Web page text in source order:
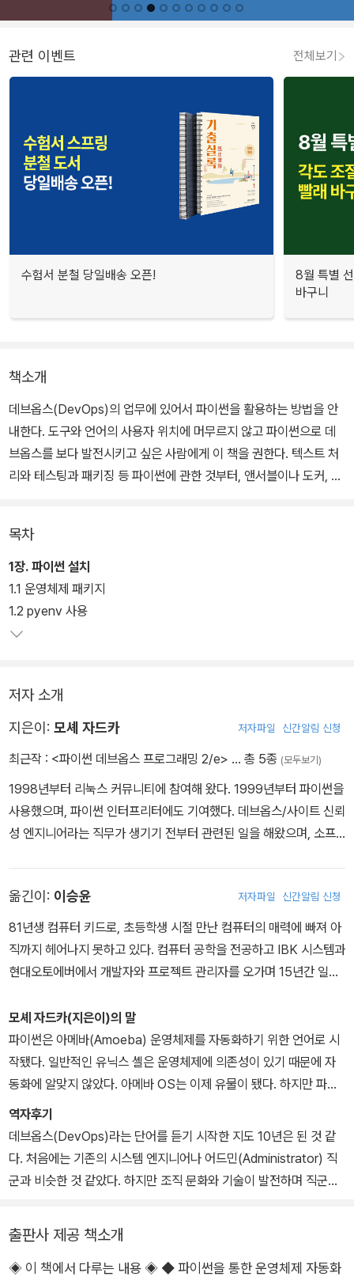
관련 이벤트 전체보기
수험서 분철 당일배송 오픈!
8월 특별
바구니
책소개
데브옵스(DevOps)의 업무에 있어서 파이썬을 활용하는 방법을 안
내한다. 도구와 언어의 사용자 위치에 머무르지 않고 파이썬으로 데
브옵스를 보다 발전시키고 싶은 사람에게 이 책을 권한다. 텍스트 처
리와 테스팅과 패키징 등 파이썬에 관한 것부터, 앤서블이나 도커, A
다.
목차
1장. 파이썬 설치
1.1 운영체제 패키지
1.2 pyenv 사용
저자 소개
지은이: 모셰 자드카 저자파일 신간알림 신청
최근작 : <파이썬 데브옵스 프로그래밍 2/e> … 총 5종 (모두보기)
1998년부터 리눅스 커뮤니티에 참여해 왔다. 1999년부터 파이썬을
사용했으며, 파이썬 인터프리터에도 기여했다. 데브옵스/사이트 신뢰
성 엔지니어라는 직무가 생기기 전부터 관련된 일을 해왔으며, 소프
웨어와 시스템 관리가 결합된 일을 했다.
옮긴이: 이승윤 저자파일 신간알림 신청
81년생 컴퓨터 키드로, 초등학생 시절 만난 컴퓨터의 매력에 빠져 아
직까지 헤어나지 못하고 있다. 컴퓨터 공학을 전공하고 IBK 시스템과
현대오토에버에서 개발자와 프로젝트 관리자를 오가며 15년간 일했
있다. 지금은 SSAFY(삼성청년SW아카데미)에서 프로젝트 컨설턴
트로 일하며 교육생의 프로젝트를 지도하고 있다.
모셰 자드카(지은이)의 말
파이썬은 아메바(Amoeba) 운영체제를 자동화하기 위한 언어로 시
작됐다. 일반적인 유닉스 셸은 운영체제에 의존성이 있기 때문에 자
동화에 알맞지 않았다. 아메바 OS는 이제 유물이 됐다. 하지만 파이
썬은 데브옵스 작업의 핵심인 운영 자동화에 여전히 사용되고 있다.
새벽에 장애 알림을 받고 잘못 작동하는 프로그램을 수정하는 것이
업무의 중요한 부분이라면 그만큼 이해하기 쉽고 읽기 좋은 코드를
만드는 것이 필수적이다.
기는 일이 적다.
처음에는 아니었지만 파이썬은 현재 인기 높은 언어 중 하나다. 파이
역자후기
데브옵스(DevOps)라는 단어를 듣기 시작한 지도 10년은 된 것 같
다. 처음에는 기존의 시스템 엔지니어나 어드민(Administrator) 직
군과 비슷한 것 같았다. 하지만 조직 문화와 기술이 발전하며 직군의
웨어 라이프사이클에 있어 중요한 직무로 받아들여지고 있다. 데브옵
스는 서비스의 목적이 되는 애플리케이션을 직접 개발하지는 않는다.
하지만 개발 팀의 생산성에는 큰 영향을 미친다. 개발과 운영에 수반
출판사 제공 책소개
◈ 이 책에서 다루는 내용 ◈ ◆ 파이썬을 통한 운영체제 자동화